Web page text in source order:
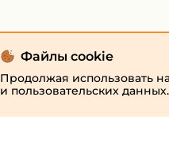
Файлы cookie
Продолжая использовать
и пользовательских